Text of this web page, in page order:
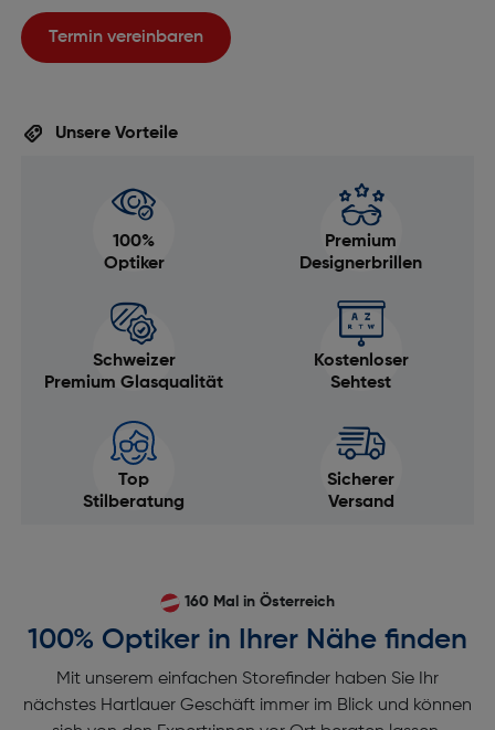
Termin vereinbaren
Unsere Vorteile
100%
Optiker
Premium
Designerbrillen
Schweizer
Premium Glasqualität
Kostenloser
Sehtest
Top
Stilberatung
Sicherer
Versand
160 Mal in Österreich
100% Optiker in Ihrer Nähe finden
Mit unserem einfachen Storefinder haben Sie Ihr
nächstes Hartlauer Geschäft immer im Blick und können